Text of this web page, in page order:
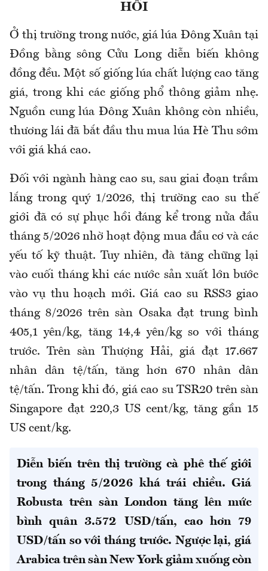
HỒI
Ở thị trường trong nước, giá lúa Đông Xuân tại
Đồng bằng sông Cửu Long diễn biến không
đồng đều. Một số giống lúa chất lượng cao tăng
giá, trong khi các giống phổ thông giảm nhẹ.
Nguồn cung lúa Đông Xuân không còn nhiều,
thương lái đã bắt đầu thu mua lúa Hè Thu sớm
với giá khá cao.
Đối với ngành hàng cao su, sau giai đoạn trầm
lắng trong quý 1/2026, thị trường cao su thế
giới đã có sự phục hồi đáng kể trong nửa đầu
tháng 5/2026 nhờ hoạt động mua đầu cơ và các
yếu tố kỹ thuật. Tuy nhiên, đà tăng chững lại
vào cuối tháng khi các nước sản xuất lớn bước
vào vụ thu hoạch mới. Giá cao su RSS3 giao
tháng 8/2026 trên sàn Osaka đạt trung bình
405,1 yên/kg, tăng 14,4 yên/kg so với tháng
trước. Trên sàn Thượng Hải, giá đạt 17.667
nhân dân tệ/tấn, tăng hơn 670 nhân dân
tệ/tấn. Trong khi đó, giá cao su TSR20 trên sàn
Singapore đạt 220,3 US cent/kg, tăng gần 15
US cent/kg.
Diễn biến trên thị trường cà phê thế giới
trong tháng 5/2026 khá trái chiều. Giá
Robusta trên sàn London tăng lên mức
bình quân 3.572 USD/tấn, cao hơn 79
USD/tấn so với tháng trước. Ngược lại, giá
Arabica trên sàn New York giảm xuống còn